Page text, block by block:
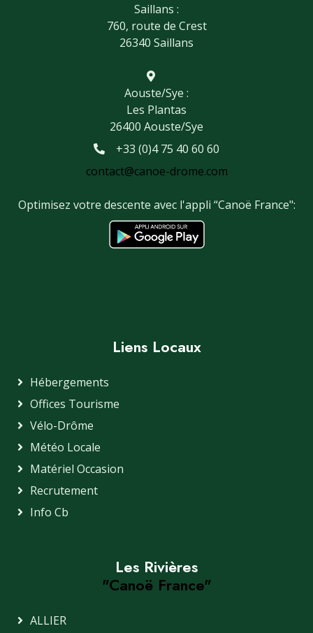
Saillans :
760, route de Crest
26340 Saillans
Aouste/Sye :
Les Plantas
26400 Aouste/Sye
+33 (0)4 75 40 60 60
contact@canoe-drome.com
Optimisez votre descente avec l'appli “Canoë France":
Liens Locaux
Hébergements
Offices Tourisme
Vélo-Drôme
Météo Locale
Matériel Occasion
Recrutement
Info Cb
Les Rivières
"Canoë France"
ALLIER